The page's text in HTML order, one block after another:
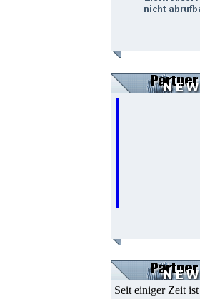
Seit einiger Zeit